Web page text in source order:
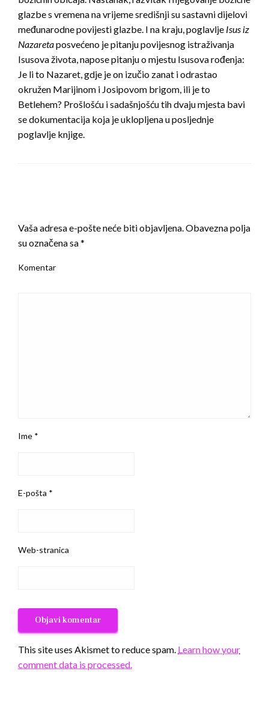
glazbe s vremena na vrijeme središnji su sastavni dijelovi
međunarodne povijesti glazbe. I na kraju, poglavlje Isus iz
Nazaretaposvećeno je pitanju povijesnog istraživanja
Isusova života, napose pitanju o mjestu Isusova rođenja:
Je li to Nazaret, gdje je on izučio zanat i odrastao
okružen Marijinom i Josipovom brigom, ili je to
Betlehem? Prošlošću i sadašnjošću tih dvaju mjesta bavi
se dokumentacija koja je uklopljena u posljednje
poglavlje knjige.
Vaša adresa e-pošte neće biti objavljena.Obavezna polja
su označena sa*
Komentar
Ime *
E-pošta *
Web-stranica
This site uses Akismet to reduce spam. Learn how your
comment data is processed.